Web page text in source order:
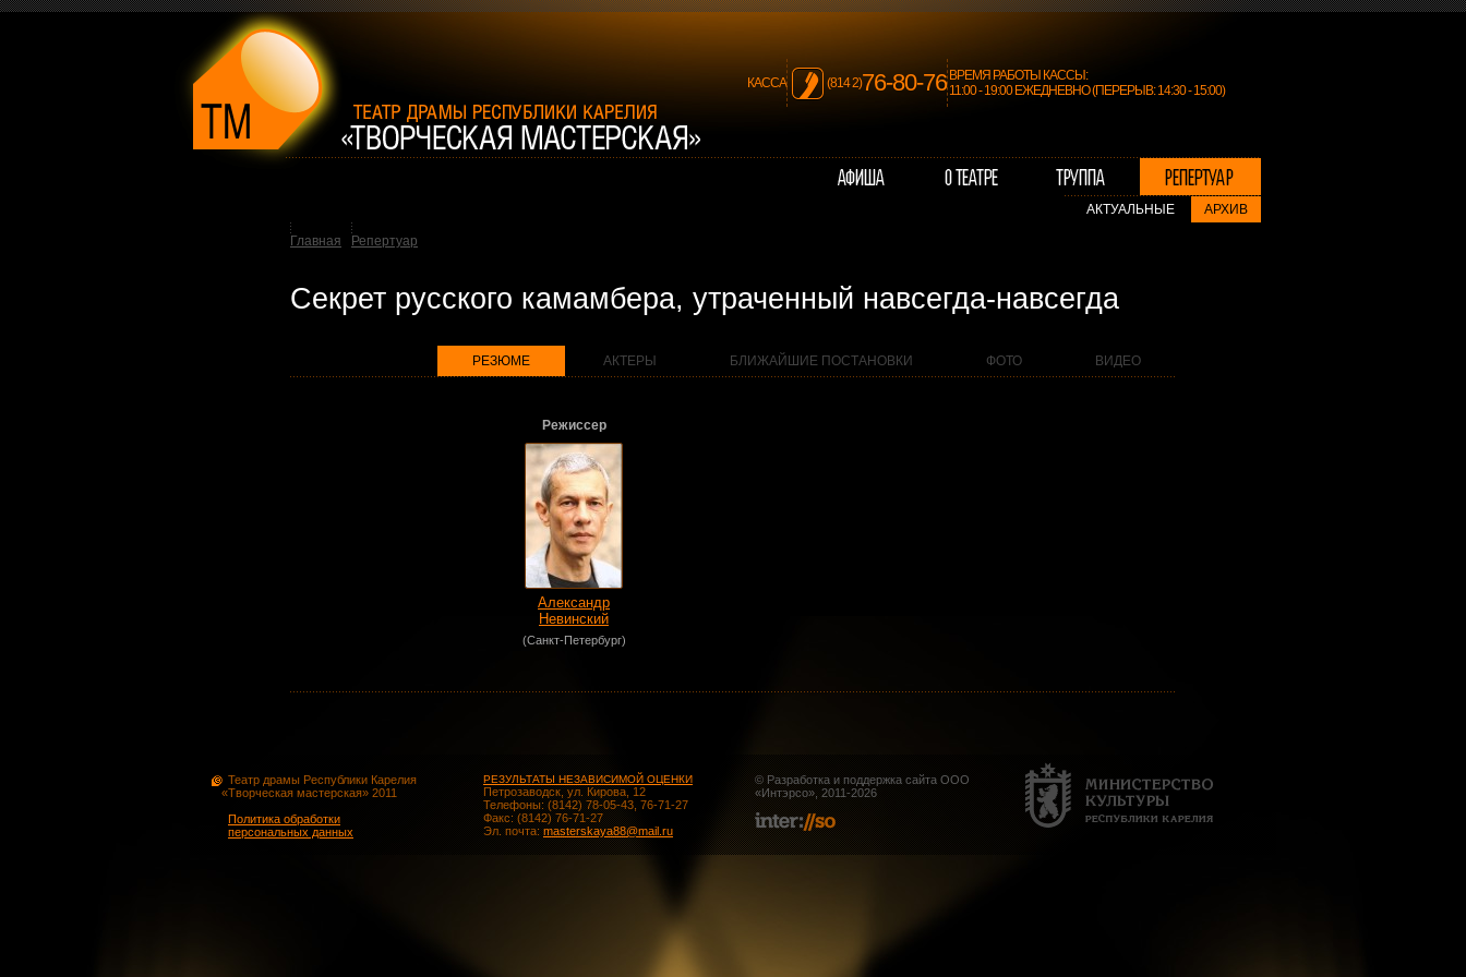
КАССА (814 2)76-80-76 ВРЕМЯ РАБОТЫ КАССЫ:
11:00 - 19:00 ЕЖЕДНЕВНО (ПЕРЕРЫВ: 14:30 - 15:00)
АКТУАЛЬНЫЕ АРХИВ
Главная Репертуар
Секрет русского камамбера, утраченный навсегда-навсегда
РЕЗЮМЕ АКТЕРЫ БЛИЖАЙШИЕ ПОСТАНОВКИ ФОТО ВИДЕО
Режиссер
Александр
Невинский
(Санкт-Петербург)
Театр драмы Республики Карелия
«Творческая мастерская» 2011
Политика обработки
персональных данных
РЕЗУЛЬТАТЫ НЕЗАВИСИМОЙ ОЦЕНКИ
Петрозаводск, ул. Кирова, 12
Телефоны: (8142) 78-05-43, 76-71-27
Факс: (8142) 76-71-27
Эл. почта: masterskaya88@mail.ru
© Разработка и поддержка сайта ООО
«Интэрсо», 2011-2026